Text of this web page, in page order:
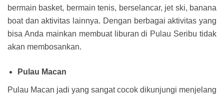
bermain basket, bermain tenis, berselancar, jet ski, banana
boat dan aktivitas lainnya. Dengan berbagai aktivitas yang
bisa Anda mainkan membuat liburan di Pulau Seribu tidak
akan membosankan.
Pulau Macan
Pulau Macan jadi yang sangat cocok dikunjungi menjelang